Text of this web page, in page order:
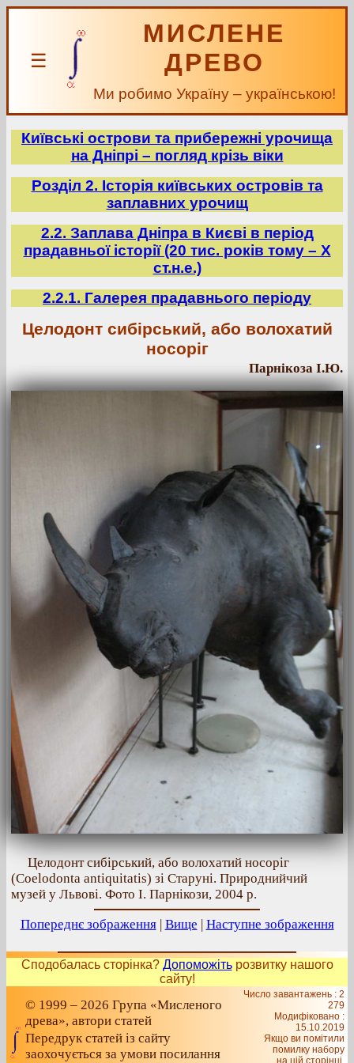
☰
МИСЛЕНЕ
ДРЕВО
Ми робимо Україну – українською!
Київські острови та прибережні урочища
на Дніпрі – погляд крізь віки
Розділ 2. Історія київських островів та
заплавних урочищ
2.2. Заплава Дніпра в Києві в період
прадавньої історії (20 тис. років тому – X
ст.н.е.)
2.2.1. Галерея прадавнього періоду
Целодонт сибірський, або волохатий
носоріг
Парнікоза І.Ю.
Целодонт сибірський, або волохатий носоріг
(Coelodonta antiquitatis) зі Старуні. Природнийчий
музей у Львові. Фото І. Парнікози, 2004 р.
Попереднє зображення| Вище | Наступне зображення
Сподобалась сторінка? Допоможітьрозвитку нашого
сайту!
© 1999 – 2026 Група «Мисленого
древа», автори статей
Передрук статей із сайту
заохочується за умови посилання
Число завантажень : 2
279
Модифіковано :
15.10.2019
Якщо ви помітили
помилку набору
на цiй сторiнцi,